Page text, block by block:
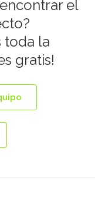
el
toda la
gratis!